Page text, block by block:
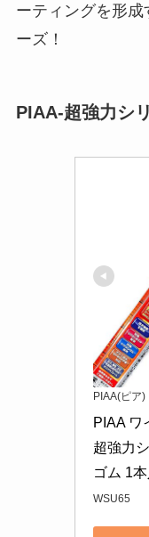
ーティングを形成
ーズ！
PIAA-超強力シ
PIAA(ピア)
PIAA ワ
超強力
ゴム 1
WSU65